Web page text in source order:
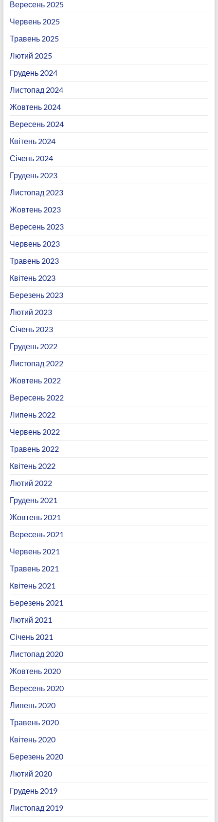
Вересень 2025
Червень 2025
Травень 2025
Лютий 2025
Грудень 2024
Листопад 2024
Жовтень 2024
Вересень 2024
Квітень 2024
Січень 2024
Грудень 2023
Листопад 2023
Жовтень 2023
Вересень 2023
Червень 2023
Травень 2023
Квітень 2023
Березень 2023
Лютий 2023
Січень 2023
Грудень 2022
Листопад 2022
Жовтень 2022
Вересень 2022
Липень 2022
Червень 2022
Травень 2022
Квітень 2022
Лютий 2022
Грудень 2021
Жовтень 2021
Вересень 2021
Червень 2021
Травень 2021
Квітень 2021
Березень 2021
Лютий 2021
Січень 2021
Листопад 2020
Жовтень 2020
Вересень 2020
Липень 2020
Травень 2020
Квітень 2020
Березень 2020
Лютий 2020
Грудень 2019
Листопад 2019